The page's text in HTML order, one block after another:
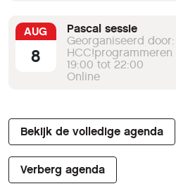
AUG
8
Pascal sessie
Georganiseerd door:
HCC!programmeren
19:00 tot 22:00
Online
Bekijk de volledige agenda
Verberg agenda